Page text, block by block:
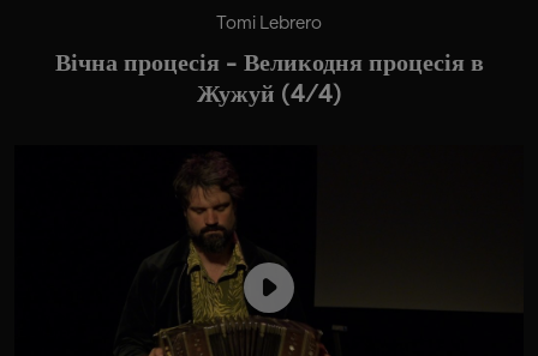
Tomi Lebrero
Вічна процесія - Великодня процесія в
Жужуй (4/4)